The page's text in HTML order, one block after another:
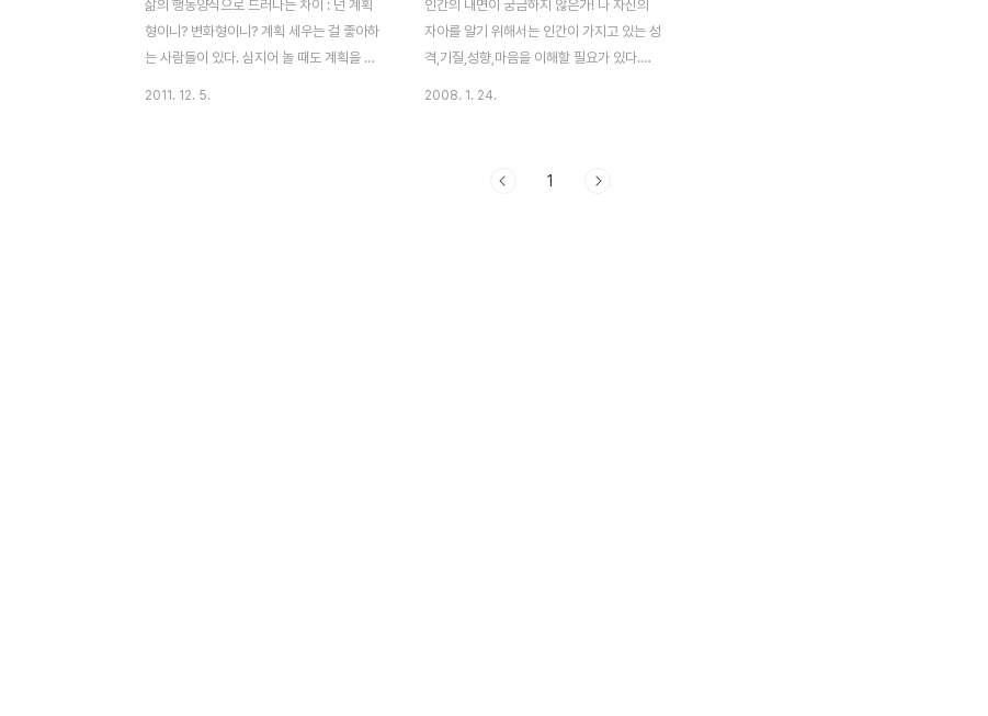
삶의 행동양식으로 드러나는 차이 : 넌 계획
형이니? 변화형이니? 계획 세우는 걸 좋아하
는 사람들이 있다. 심지어 놀 때도 계획을 세
2011. 12. 5.
인간의 내면이 궁금하지 않은가! 나 자신의
자아를 알기 위해서는 인간이 가지고 있는 성
격,기질,성향,마음을 이해할 필요가 있다.
해서는 우리 심리 안에 있는 4가지의 심리적
2008. 1. 24.
1